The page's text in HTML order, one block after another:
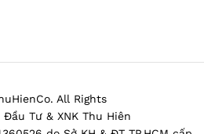
All Rights
Đầu Tư & XNK Thu Hiên